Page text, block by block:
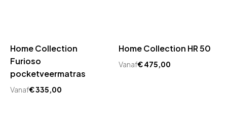
Home Collection
Furioso
pocketveermatras
Vanaf€335,00
Home Collection HR 50
Vanaf€475,00